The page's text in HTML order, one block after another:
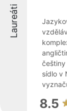
Laureáti
češtiny
sídlo v
8.5